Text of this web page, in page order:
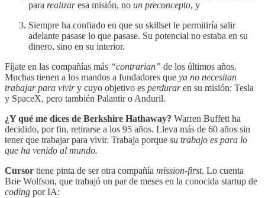
para realizaresa misión, no un preconcepto, y
Siempre ha confiado en que su skillset le permitiría salir
adelante pasase lo que pasase. Su potencial no estaba en su
dinero, sino en su interior.
Fíjate en las compañías más “contrarian” de los últimos años.
Muchas tienen a los mandos a fundadores que ya no necesitan
trabajar para viviry cuyo objetivo es perduraren su misión: Tesla
y SpaceX, pero también Palantir o Anduril.
¿Y qué me dices de Berkshire Hathaway? Warren Buffett ha
decidido, por fin, retirarse a los 95 años. Lleva más de 60 años sin
tener que trabajar para vivir. Trabaja porque su trabajo es para lo
que ha venido al mundo.
Cursor tiene pinta de ser otra compañía mission-first. Lo cuenta
Brie Wolfson, que trabajó un par de meses en la conocida startup de
coding por IA: